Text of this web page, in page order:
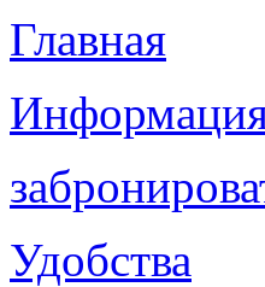
Главная
Удобства